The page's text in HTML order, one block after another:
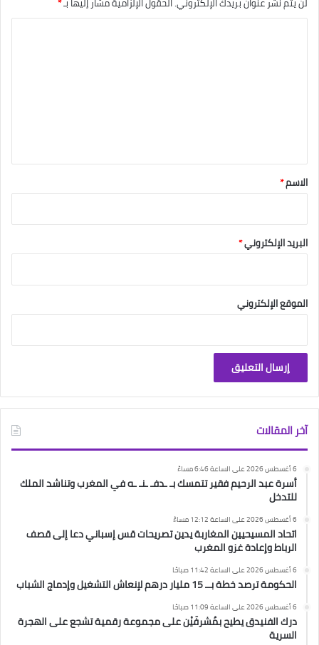
*
الاسم*
البريد الإلكتروني*
الموقع الإلكتروني
آخر المقالات
6 أغسطس 2026 على الساعة 6:46 مساءً
أسرة عبد الرحيم فقير تتمسك بـ ـدفـ ـنـ ـه في المغرب وتناشد الملك
للتدخل
6 أغسطس 2026 على الساعة 12:12 مساءً
اتحاد المسيحيين المغاربة يدين تصريحات قس إسباني دعا إلى قصف
الرباط وإعادة غزو المغرب
6 أغسطس 2026 على الساعة 11:42 صباحًا
الحكومة ترصد خطة بــ 15 مليار درهم لإنعاش التشغيل وإدماج الشباب
6 أغسطس 2026 على الساعة 11:09 صباحًا
درك الفنيدق يطيح بمُشرفَيْن على مجموعة رقمية تشجع على الهجرة
السرية